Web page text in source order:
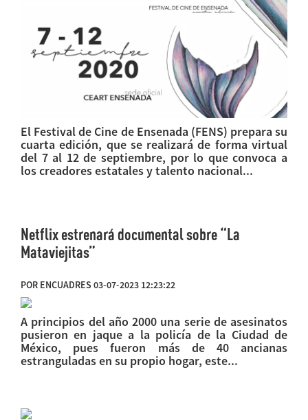
El Festival de Cine de Ensenada (FENS) prepara su
cuarta edición, que se realizará de forma virtual
del 7 al 12 de septiembre, por lo que convoca a
los creadores estatales y talento nacional...
Netflix estrenará documental sobre “La
Mataviejitas”
POR ENCUADRES 03-07-2023 12:23:22
A principios del año 2000 una serie de asesinatos
pusieron en jaque a la policía de la Ciudad de
México, pues fueron más de 40 ancianas
estranguladas en su propio hogar, este...